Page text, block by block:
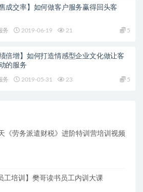
售成交率】如何做客户服务赢得回头客
务 2019-06-19 21 5
绩倍增】如何打造情感型企业文化做让客
的服务
务 2019-05-31 23 5
《劳务派遣财税》进阶特训营培训视频
工培训】樊哥读书员工内训大课